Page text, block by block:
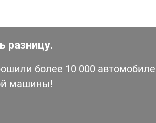
разницу.
более 10 000
машины!